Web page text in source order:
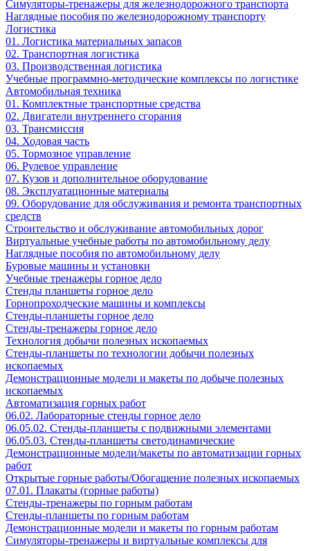
Симуляторы-тренажеры для железнодорожного транспорта
Наглядные пособия по железнодорожному транспорту
Логистика
01. Логистика материальных запасов
02. Транспортная логистика
03. Производственная логистика
Учебные программно-методические комплексы по логистике
Автомобильная техника
01. Комплектные транспортные средства
02. Двигатели внутреннего сгорания
03. Трансмиссия
04. Ходовая часть
05. Тормозное управление
06. Рулевое управление
07. Кузов и дополнительное оборудование
08. Эксплуатационные материалы
09. Оборудование для обслуживания и ремонта транспортных
средств
Строительство и обслуживание автомобильных дорог
Виртуальные учебные работы по автомобильному делу
Наглядные пособия по автомобильному делу
Буровые машины и установки
Учебные тренажеры горное дело
Стенды планшеты горное дело
Горнопроходческие машины и комплексы
Стенды-планшеты горное дело
Стенды-тренажеры горное дело
Технология добычи полезных ископаемых
Стенды-планшеты по технологии добычи полезных
ископаемых
Демонстрационные модели и макеты по добыче полезных
ископаемых
Автоматизация горных работ
06.02. Лабораторные стенды горное дело
06.05.02. Стенды-планшеты с подвижными элементами
06.05.03. Стенды-планшеты светодинамические
Демонстрационные модели/макеты по автоматизации горных
работ
Открытые горные работы/Обогащение полезных ископаемых
07.01. Плакаты (горные работы)
Стенды-тренажеры по горным работам
Стенды-планшеты по горным работам
Демонстрационные модели и макеты по горным работам
Симуляторы-тренажеры и виртуальные комплексы для